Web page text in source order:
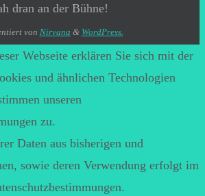
dran an der Bühne!
von Nirvana & WordPress.
Webseite erklären Sie sich mit der
und ähnlichen Technologien
unseren
zu.
Daten aus bisherigen und
sowie deren Verwendung erfolgt im